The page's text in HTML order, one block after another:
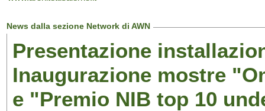
News dalla sezione Network di AWN
Presentazione
Inaugurazione mostre
e "Premio NIB top 10